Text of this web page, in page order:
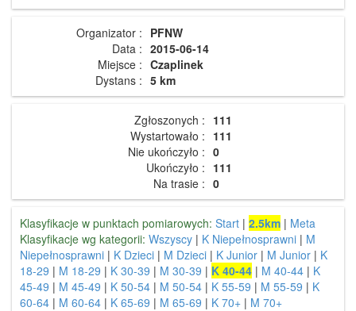
Organizator : PFNW
Data : 2015-06-14
Miejsce : Czaplinek
Dystans : 5 km
Zgłoszonych : 111
Wystartowało : 111
Nie ukończyło : 0
Ukończyło : 111
Na trasie : 0
Klasyfikacje w punktach pomiarowych: Start | 2.5km | Meta
Klasyfikacje wg kategorii: Wszyscy | K Niepełnosprawni | M
Niepełnosprawni | K Dzieci | M Dzieci | K Junior | M Junior | K
18-29 | M 18-29 | K 30-39 | M 30-39 | K 40-44 | M 40-44 | K
45-49 | M 45-49 | K 50-54 | M 50-54 | K 55-59 | M 55-59 | K
60-64 | M 60-64 | K 65-69 | M 65-69 | K 70+ | M 70+